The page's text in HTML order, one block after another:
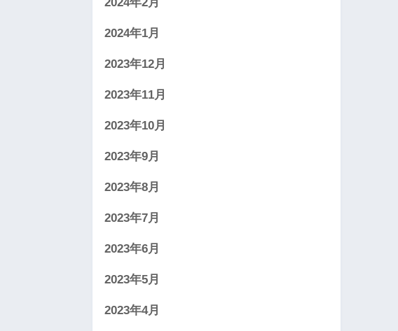
2024年2月
2024年1月
2023年12月
2023年11月
2023年10月
2023年9月
2023年8月
2023年7月
2023年6月
2023年5月
2023年4月